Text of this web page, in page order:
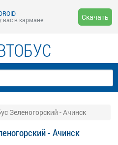
вас в кармане
Скачать
Зеленогорский - Ачинск
- Ачинск